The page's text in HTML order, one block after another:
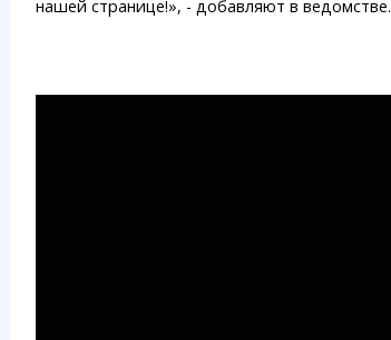
нашей странице!», - добавляют в ведомстве.